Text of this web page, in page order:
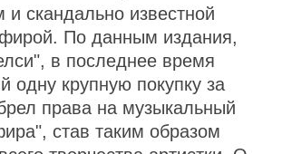
скандально известной
По данным издания,
в последнее время
одну крупную покупку за
права на музыкальный
став таким образом